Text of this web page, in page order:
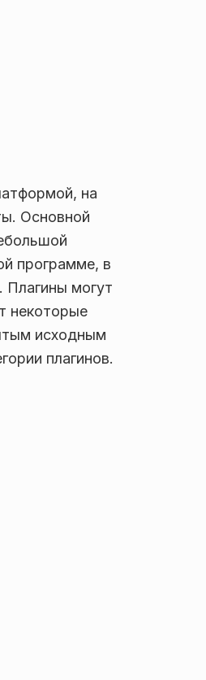
на
Основной
программе, в
Плагины могут
некоторые
исходным
плагинов.